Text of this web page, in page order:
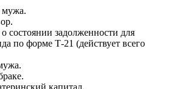
мужа.
состоянии задолженности для
по форме Т-21 (действует всего